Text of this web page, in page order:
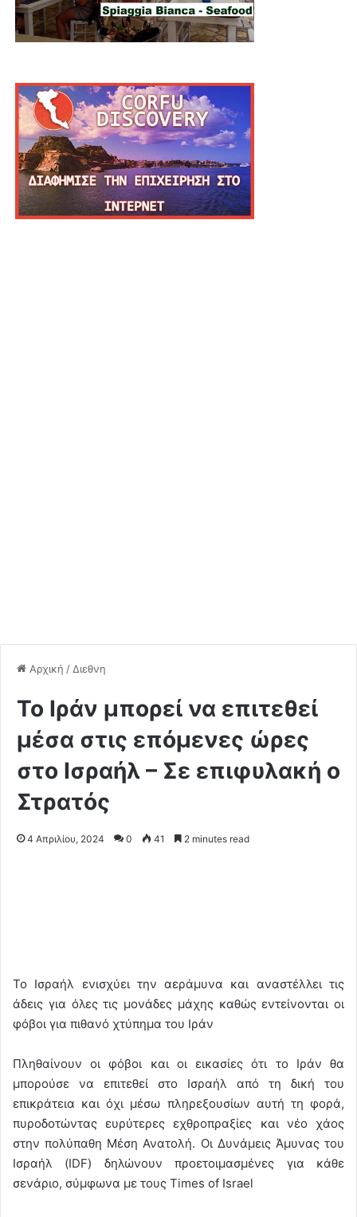
Αρχική / Διεθνη
Το Ιράν μπορεί να επιτεθεί
μέσα στις επόμενες ώρες
στο Ισραήλ – Σε επιφυλακή ο
Στρατός
4 Απριλίου, 2024 0 41 2 minutes read
Το Ισραήλ ενισχύει την αεράμυνα και αναστέλλει τις
άδεις για όλες τις μονάδες μάχης καθώς εντείνονται οι
φόβοι για πιθανό χτύπημα του Ιράν
Πληθαίνουν οι φόβοι και οι εικασίες ότι το Ιράν θα
μπορούσε να επιτεθεί στο Ισραήλ από τη δική του
επικράτεια και όχι μέσω πληρεξουσίων αυτή τη φορά,
πυροδοτώντας ευρύτερες εχθροπραξίες και νέο χάος
στην πολύπαθη Μέση Ανατολή. Οι Δυνάμεις Άμυνας του
Ισραήλ (IDF) δηλώνουν προετοιμασμένες για κάθε
σενάριο, σύμφωνα με τους Times of Israel